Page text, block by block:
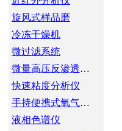
旋风式样品磨
冷冻干燥机
微过滤系统
微量高压反渗透系统
快速粘度分析仪
手持便携式氧气、二氧化碳分析仪
液相色谱仪